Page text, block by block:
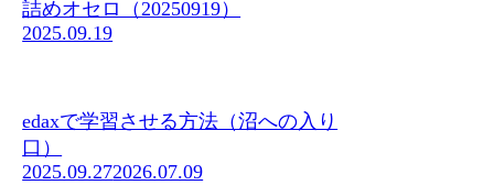
詰めオセロ（20250919）
2025.09.19
edaxで学習させる方法（沼への入り
口）
2025.09.272026.07.09